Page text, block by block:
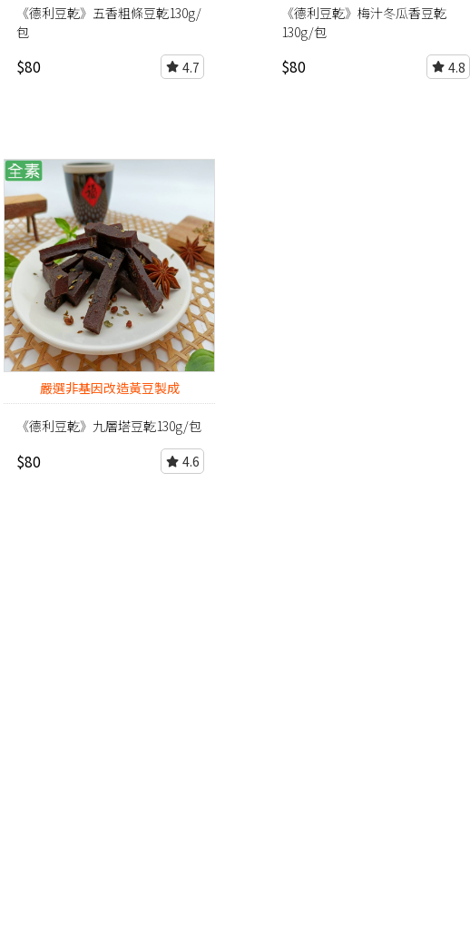
《德利豆乾》五香粗條豆乾130g/
包
$80 4.7
《德利豆乾》梅汁冬瓜香豆乾
130g/包
$80 4.8
嚴選非基因改造黃豆製成
《德利豆乾》九層塔豆乾130g/包
$80 4.6